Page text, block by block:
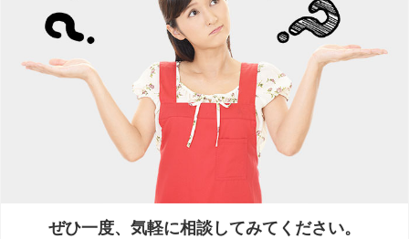
ぜひ一度、気軽に相談してみてください。